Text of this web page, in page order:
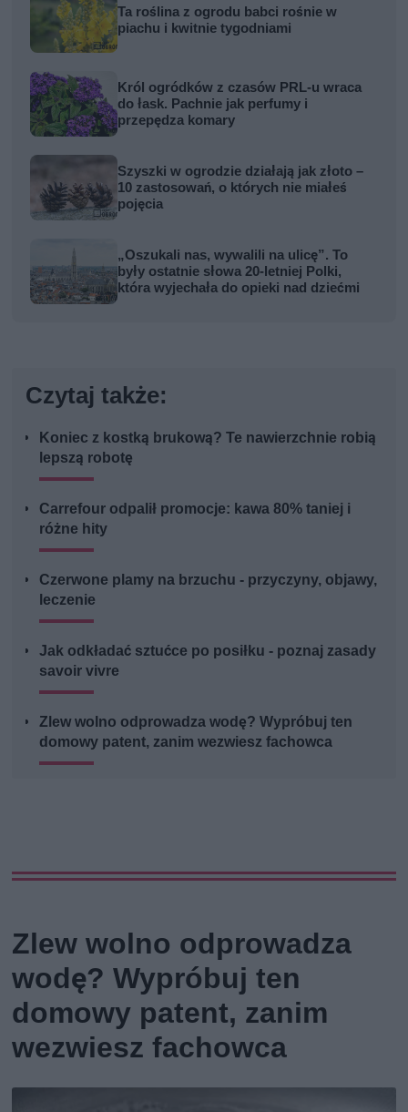
Ta roślina z ogrodu babci rośnie w
piachu i kwitnie tygodniami
Król ogródków z czasów PRL-u wraca
do łask. Pachnie jak perfumy i
przepędza komary
Szyszki w ogrodzie działają jak złoto –
10 zastosowań, o których nie miałeś
pojęcia
„Oszukali nas, wywalili na ulicę”. To
były ostatnie słowa 20-letniej Polki,
która wyjechała do opieki nad dziećmi
Czytaj także:
Koniec z kostką brukową? Te nawierzchnie robią
lepszą robotę
Carrefour odpalił promocje: kawa 80% taniej i
różne hity
Czerwone plamy na brzuchu - przyczyny, objawy,
leczenie
Jak odkładać sztućce po posiłku - poznaj zasady
savoir vivre
Zlew wolno odprowadza wodę? Wypróbuj ten
domowy patent, zanim wezwiesz fachowca
Zlew wolno odprowadza
wodę? Wypróbuj ten
domowy patent, zanim
wezwiesz fachowca